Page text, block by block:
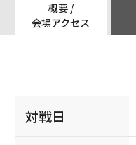
概要 /
会場アクセス
対戦日